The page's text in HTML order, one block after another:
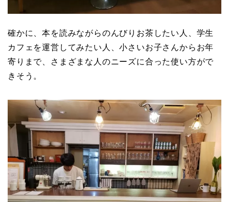
確かに、本を読みながらのんびりお茶したい人、学生
カフェを運営してみたい人、小さいお子さんからお年
寄りまで、さまざまな人のニーズに合った使い方がで
きそう。